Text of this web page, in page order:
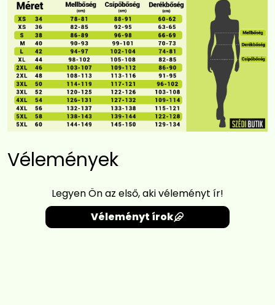
Vélemények
Legyen Ön az első, aki véleményt ír!
Véleményt írok